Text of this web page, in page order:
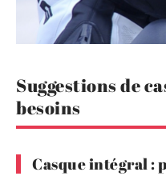
Suggestions de
besoins
Casque intégral :